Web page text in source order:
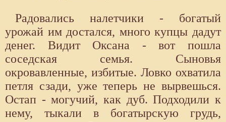
Радовались налетчики - богатый
урожай им достался, много купцы дадут
денег. Видит Оксана - вот пошла
соседская семья. Сыновья
окровавленные, избитые. Ловко охватила
петля сзади, уже теперь не вырвешься.
Остап - могучий, как дуб. Подходили к
нему, тыкали в богатырскую грудь,